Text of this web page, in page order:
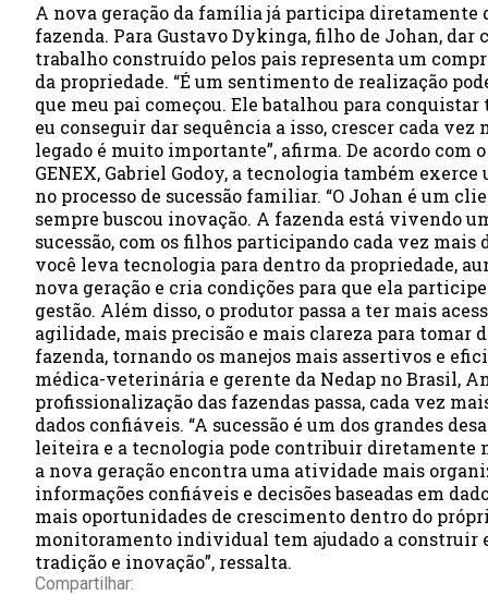
A nova geração da família já participa diretamente
fazenda. Para Gustavo Dykinga, filho de Johan, dar
trabalho construído pelos pais representa um
da propriedade. “É um sentimento de realização
que meu pai começou. Ele batalhou para conquistar
eu conseguir dar sequência a isso, crescer cada vez
legado é muito importante”, afirma. De acordo com
GENEX, Gabriel Godoy, a tecnologia também
no processo de sucessão familiar. “O Johan é um
sempre buscou inovação. A fazenda está vivendo
sucessão, com os filhos participando cada vez mais
você leva tecnologia para dentro da propriedade,
nova geração e cria condições para que ela
gestão. Além disso, o produtor passa a ter mais
agilidade, mais precisão e mais clareza para tomar
fazenda, tornando os manejos mais assertivos e
médica-veterinária e gerente da Nedap no Brasil,
profissionalização das fazendas passa, cada vez
dados confiáveis. “A sucessão é um dos grandes
leiteira e a tecnologia pode contribuir diretamente
a nova geração encontra uma atividade mais
informações confiáveis e decisões baseadas em
mais oportunidades de crescimento dentro do
monitoramento individual tem ajudado a construir
tradição e inovação”, ressalta.
Compartilhar: